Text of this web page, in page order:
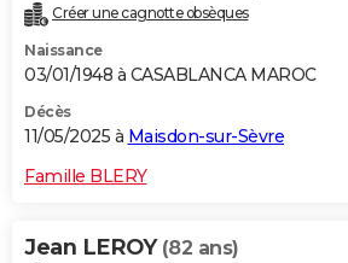
Créer une cagnotte obsèques
Naissance
03/01/1948 à CASABLANCA MAROC
Décès
11/05/2025 à Maisdon-sur-Sèvre
Famille BLERY
Jean LEROY (82 ans)